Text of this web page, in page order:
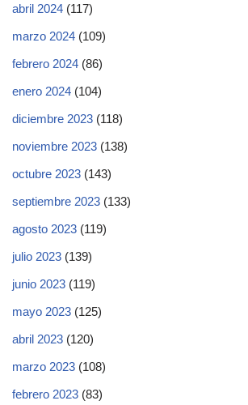
abril 2024 (117)
marzo 2024 (109)
febrero 2024 (86)
enero 2024 (104)
diciembre 2023 (118)
noviembre 2023 (138)
octubre 2023 (143)
septiembre 2023 (133)
agosto 2023 (119)
julio 2023 (139)
junio 2023 (119)
mayo 2023 (125)
abril 2023 (120)
marzo 2023 (108)
febrero 2023 (83)